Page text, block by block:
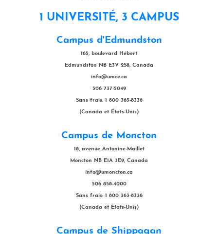
1 UNIVERSITÉ, 3 CAMPUS
Campus d'Edmundston
165, boulevard Hébert
Edmundston NB E3V 2S8, Canada
info@umce.ca
506 737-5049
Sans frais: 1 800 363-8336
(Canada et États-Unis)
Campus de Moncton
18, avenue Antonine-Maillet
Moncton NB E1A 3E9, Canada
info@umoncton.ca
506 858-4000
Sans frais: 1 800 363-8336
(Canada et États-Unis)
Campus de Shippagan